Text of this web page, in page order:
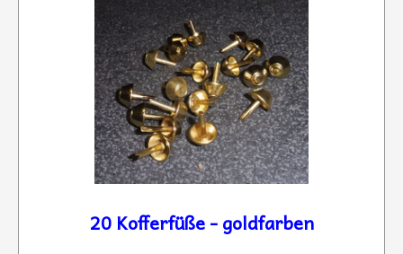
20 Kofferfüße - goldfarben